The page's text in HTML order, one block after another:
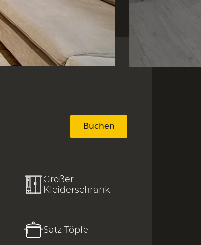
Buchen
Großer
Kleiderschrank
Satz Töpfe